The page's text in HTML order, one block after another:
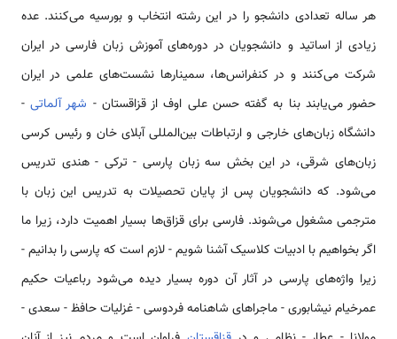
هر ساله تعدادی دانشجو را در این رشته انتخاب و بورسیه می‌کنند. عده
زیادی از اساتید و دانشجویان در دوره‌های آموزش زبان فارسی در ایران
شرکت می‌کنند و در کنفرانس‌ها، سمینارها نشست‌های علمی در ایران
حضور می‌یابند بنا به گفته حسن علی اوف از قزاقستان - شهر آلماتی-
دانشگاه زبان‌های خارجی و ارتباطات بین‌المللی آبلای خان و رئیس کرسی
زبان‌های شرقی، در این بخش سه زبان پارسی - ترکی - هندی تدریس
می‌شود. که دانشجویان پس از پایان تحصیلات به تدریس این زبان با
مترجمی مشغول می‌شوند. فارسی برای قزاق‌ها بسیار اهمیت دارد، زیرا ما
اگر بخواهیم با ادبیات کلاسیک آشنا شویم - لازم است که پارسی را بدانیم -
زیرا واژه‌های پارسی در آثار آن دوره بسیار دیده می‌شود رباعیات حکیم
عمرخیام نیشابوری - ماجراهای شاهنامه فردوسی - غزلیات حافظ - سعدی -